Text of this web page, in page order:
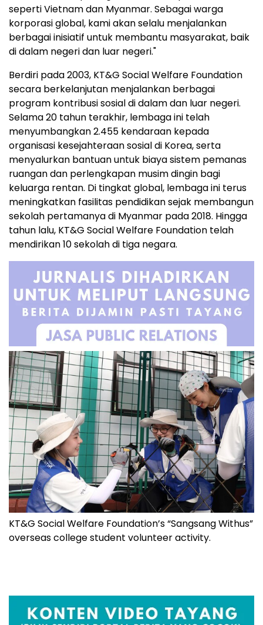
seperti Vietnam dan Myanmar. Sebagai warga
korporasi global, kami akan selalu menjalankan
berbagai inisiatif untuk membantu masyarakat, baik
di dalam negeri dan luar negeri."
Berdiri pada 2003, KT&G Social Welfare Foundation
secara berkelanjutan menjalankan berbagai
program kontribusi sosial di dalam dan luar negeri.
Selama 20 tahun terakhir, lembaga ini telah
menyumbangkan 2.455 kendaraan kepada
organisasi kesejahteraan sosial di Korea, serta
menyalurkan bantuan untuk biaya sistem pemanas
ruangan dan perlengkapan musim dingin bagi
keluarga rentan. Di tingkat global, lembaga ini terus
meningkatkan fasilitas pendidikan sejak membangun
sekolah pertamanya di Myanmar pada 2018. Hingga
tahun lalu, KT&G Social Welfare Foundation telah
mendirikan 10 sekolah di tiga negara.
KT&G Social Welfare Foundation’s “Sangsang Withus”
overseas college student volunteer activity.